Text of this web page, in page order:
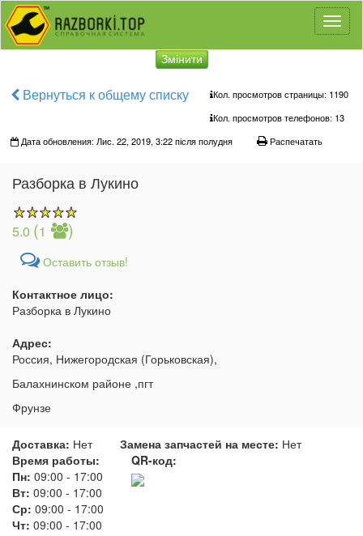
Змінити
Вернуться к общему списку
Кол. просмотров страницы: 1190
Кол. просмотров телефонов: 13
Дата обновления: Лис. 22, 2019, 3:22 після полудня
Распечатать
Разборка в Лукино
5.0 (1 )
Оставить отзыв!
Контактное лицо:
Разборка в Лукино
Адрес:
Россия, Нижегородская (Горьковская),
Балахнинском районе ,пгт
Фрунзе
Доставка: Нет Замена запчастей на месте: Нет
Время работы:
Пн: 09:00 - 17:00
Вт: 09:00 - 17:00
Ср: 09:00 - 17:00
Чт: 09:00 - 17:00
QR-код: